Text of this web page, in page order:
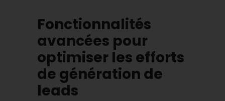
Fonctionnalités
avancées pour
optimiser les efforts
de génération de
leads